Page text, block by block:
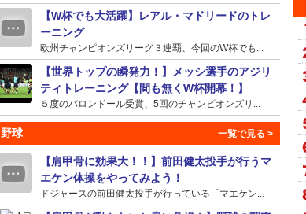
【W杯でも大活躍】レアル・マドリードのトレ
ーニング
欧州チャンピオンズリーグ３連覇、今回のW杯でも...
【世界トップの瞬発力！】メッシ選手のアジリ
ティトレーニング【間も無くW杯開幕！】
５度のバロンドール受賞、5回のチャンピオンズリ...
野球
【肩甲骨に効果大！！】前田健太投手が行うマ
エケン体操をやってみよう！
ドジャースの前田健太投手が行っている「マエケン...